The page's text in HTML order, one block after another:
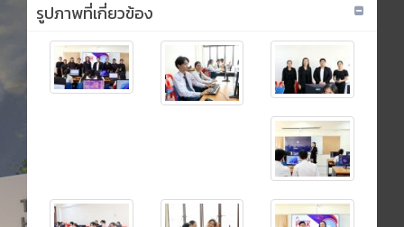
รูปภาพที่เกี่ยวข้อง